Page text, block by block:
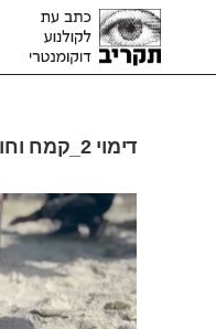
דימוי 2_קמח וחול